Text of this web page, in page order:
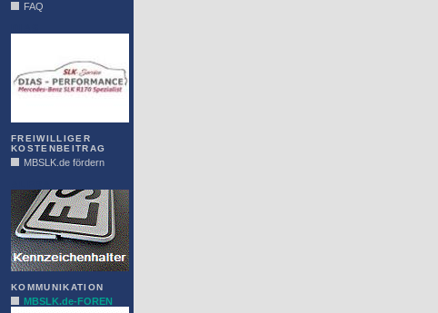
FAQ
FREIWILLIGER
KOSTENBEITRAG
MBSLK.de fördern
KOMMUNIKATION
MBSLK.de-FOREN